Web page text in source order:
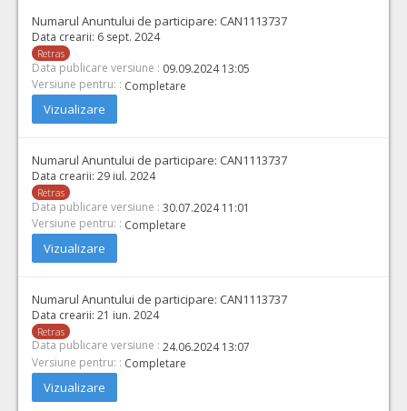
Numarul Anuntului de participare: CAN1113737
Data crearii: 6 sept. 2024
Retras
Data publicare versiune : 09.09.2024 13:05
Versiune pentru: : Completare
Vizualizare
Numarul Anuntului de participare: CAN1113737
Data crearii: 29 iul. 2024
Retras
Data publicare versiune : 30.07.2024 11:01
Versiune pentru: : Completare
Vizualizare
Numarul Anuntului de participare: CAN1113737
Data crearii: 21 iun. 2024
Retras
Data publicare versiune : 24.06.2024 13:07
Versiune pentru: : Completare
Vizualizare